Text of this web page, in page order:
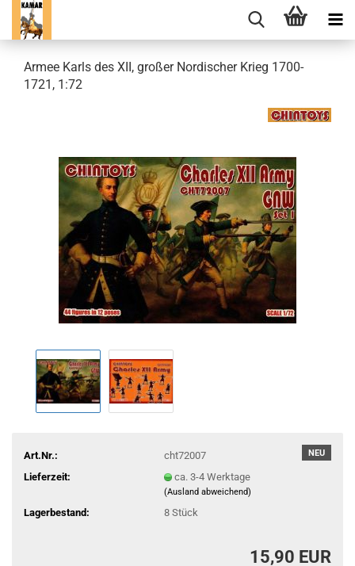
Armee Karls des XII, großer Nordischer Krieg 1700-
1721, 1:72
NEU
Art.Nr.:
cht72007
Lieferzeit:
ca. 3-4 Werktage
(Ausland abweichend)
Lagerbestand: 8 Stück
15,90 EUR